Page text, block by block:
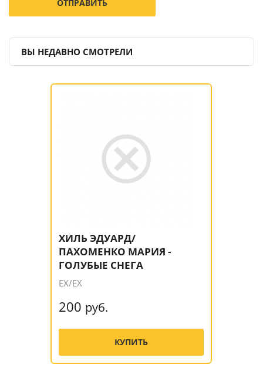
ВЫ НЕДАВНО СМОТРЕЛИ
ХИЛЬ ЭДУАРД/
ПАХОМЕНКО МАРИЯ -
ГОЛУБЫЕ СНЕГА
EX/EX
200 руб.
КУПИТЬ